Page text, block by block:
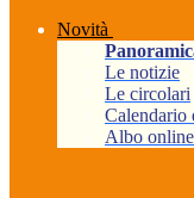
Novità
Le notizie
Le circolari
Calendario
Albo online